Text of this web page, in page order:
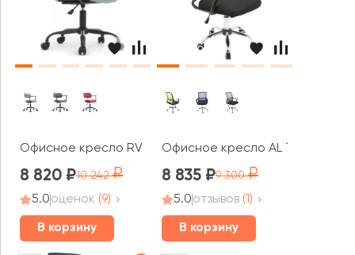
Офисное кресло RV ДИЗАЙН Колин / Kolin (W-231)
8 820 10 242
5.0оценок (9)
В корзину
Офисное кресло AL 776
8 835 9 300
5.0отзывов (1)
В корзину